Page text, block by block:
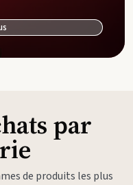
par
de produits les plus